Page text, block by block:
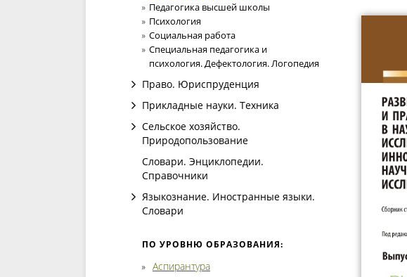
Педагогика высшей школы
Психология
Социальная работа
Специальная педагогика и
психология. Дефектология. Логопедия
Право. Юриспруденция
Прикладные науки. Техника
Сельское хозяйство.
Природопользование
Словари. Энциклопедии.
Справочники
Языкознание. Иностранные языки.
Словари
ПО УРОВНЮ ОБРАЗОВАНИЯ:
Аспирантура